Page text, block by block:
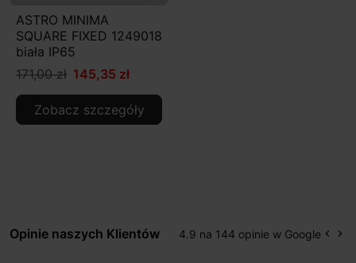
ASTRO MINIMA
SQUARE FIXED 1249018
biała IP65
171,00 zł 145,35 zł
Zobacz szczegóły
Opinie naszych Klientów 4.9 na 144 opinie w Google keyboard_arrow_left keyboard_arrow_right